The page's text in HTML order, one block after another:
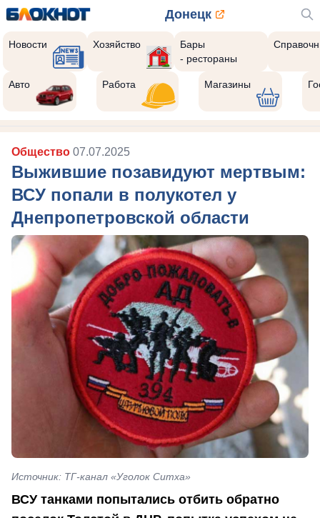
Донецк
Новости Хозяйство
Бары
- рестораны
Авто Работа Магазины
Общество 07.07.2025
Выжившие позавидуют мертвым:
ВСУ попали в полукотел у
Днепропетровской области
Источник: ТГ-канал «Уголок Ситха»
ВСУ танками попытались отбить обратно